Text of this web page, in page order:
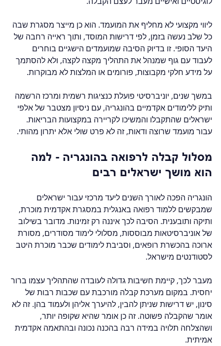
ליווי מקצועי לא מחליף את המועמד. הוא כן מייצר מסגרת שבה
כל שלב נעשה בזמן, לפי דרישות המוסד, ותוך ראייה רחבה של
היעד הסופי. זו בדיוק הסיבה שמועמדים הישגיים בוחרים
לעבוד עם גוף שמנהל את התהליך מקצה לקצה, ולא להסתמך
על מידע חלקי מקבוצות, פורומים או המלצות לא מבוקרות.
במשך שנים, יוניברסיטי פועלת כנציגות רשמית ומרכז הרשמה
ותיק ללימודים אקדמיים בהונגריה, עם ניסיון מצטבר של אלפי
ישראלים שהתקבלו והמשיכו לקריירה במקצועות הבריאות.
עבור מועמד שרוצה ודאות, זה לא פרט שולי אלא יתרון מהותי.
מסלול קבלה לרפואה בהונגריה - למה
הוא מושך ישראלים רבים
הונגריה הפכה לאורך השנים ליעד מרכזי עבור ישראלים
שמבקשים ללמוד רפואה באנגלית במסגרת אקדמית מוכרת,
ותיקה ותובענית. הסיבה לכך איננה רק זמינות. מדובר בשילוב
של אוניברסיטאות מבוססות, מסלולי לימוד מסודרים, מסורת
ארוכה בהכשרת רופאים, וסביבת לימודים שכבר מוכרת היטב
לסטודנטים מישראל.
מעבר לכך, קיימת חשיבות גדולה לעובדה שהתהליך עצמו ברור
יחסית. במקום מערכת קבלה מורכבת עם שכבות רבות של
סינון, יש דרישות שניתן להבין, להיערך אליהן ולעמוד בהן. זה לא
אומר שהקבלה פשוטה. זה כן אומר שהיא שקופה יותר,
ושהצלחה תלויה במידה רבה בהכנה נכונה ובהתאמה אקדמית
אמיתית.